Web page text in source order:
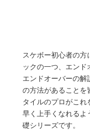
スケボー初心者の
ックの一つ、エン
エンドオーバーの
の方法があることを
タイルのプロがこ
早く上手くなれる
礎シリーズです。